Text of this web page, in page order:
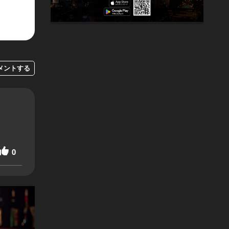
ントする
0